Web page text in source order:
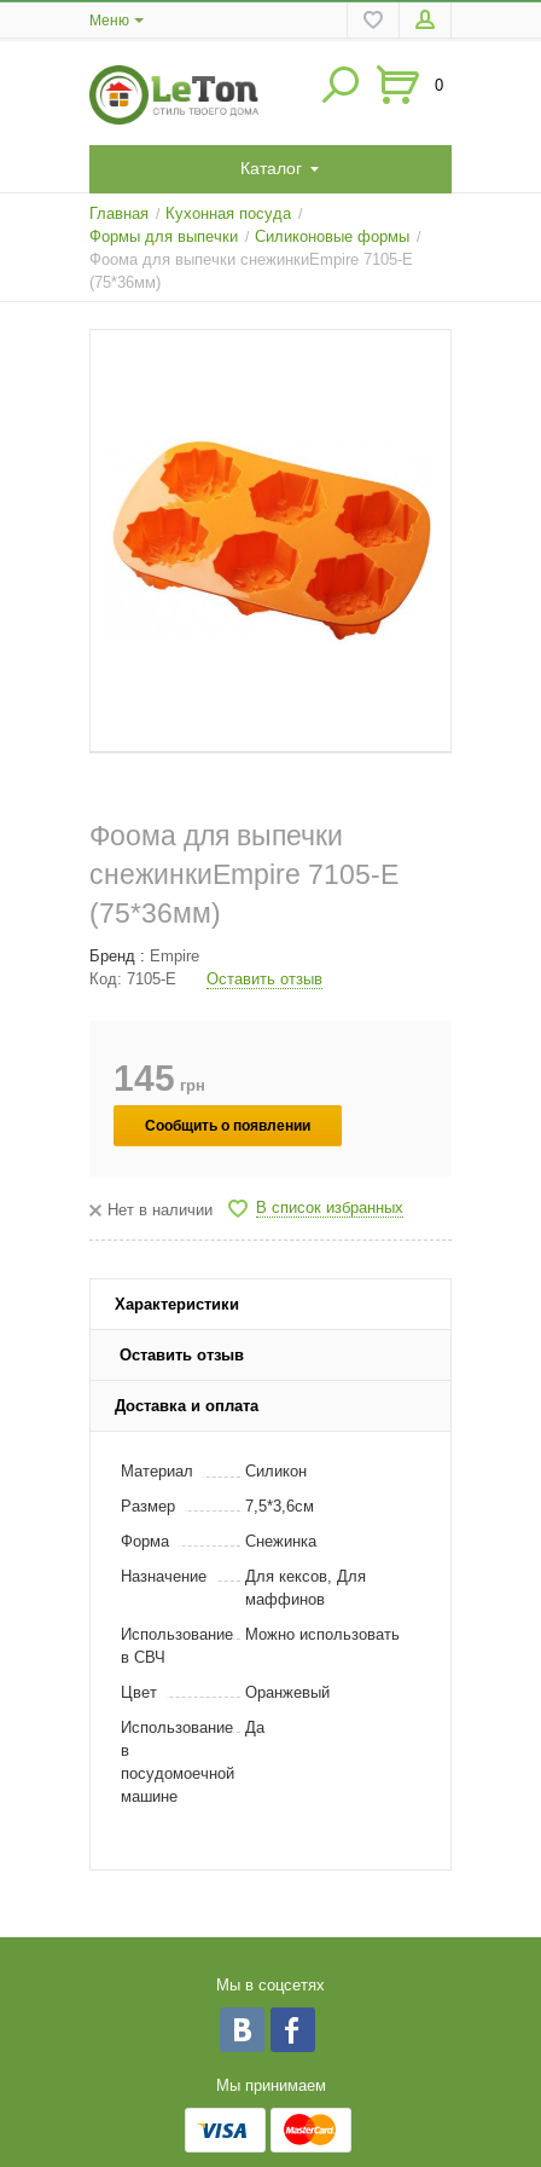
Меню
0
Каталог
Главная / Кухонная посуда /
Формы для выпечки / Силиконовые формы /
Фоома для выпечки снежинкиEmpire 7105-E
(75*36мм)
Фоома для выпечки
снежинкиEmpire 7105-E
(75*36мм)
Бренд : Empire
Код: 7105-E Оставить отзыв
145 грн
Сообщить о появлении
Нет в наличии В список избранных
Характеристики
Оставить отзыв
Доставка и оплата
Материал
Силикон
Размер
7,5*3,6см
Форма
Снежинка
Назначение
Для кексов, Для
маффинов
Использование
в СВЧ
Можно использовать
Цвет
Оранжевый
Использование
в
посудомоечной
машине
Да
Мы в соцсетях
Мы принимаем